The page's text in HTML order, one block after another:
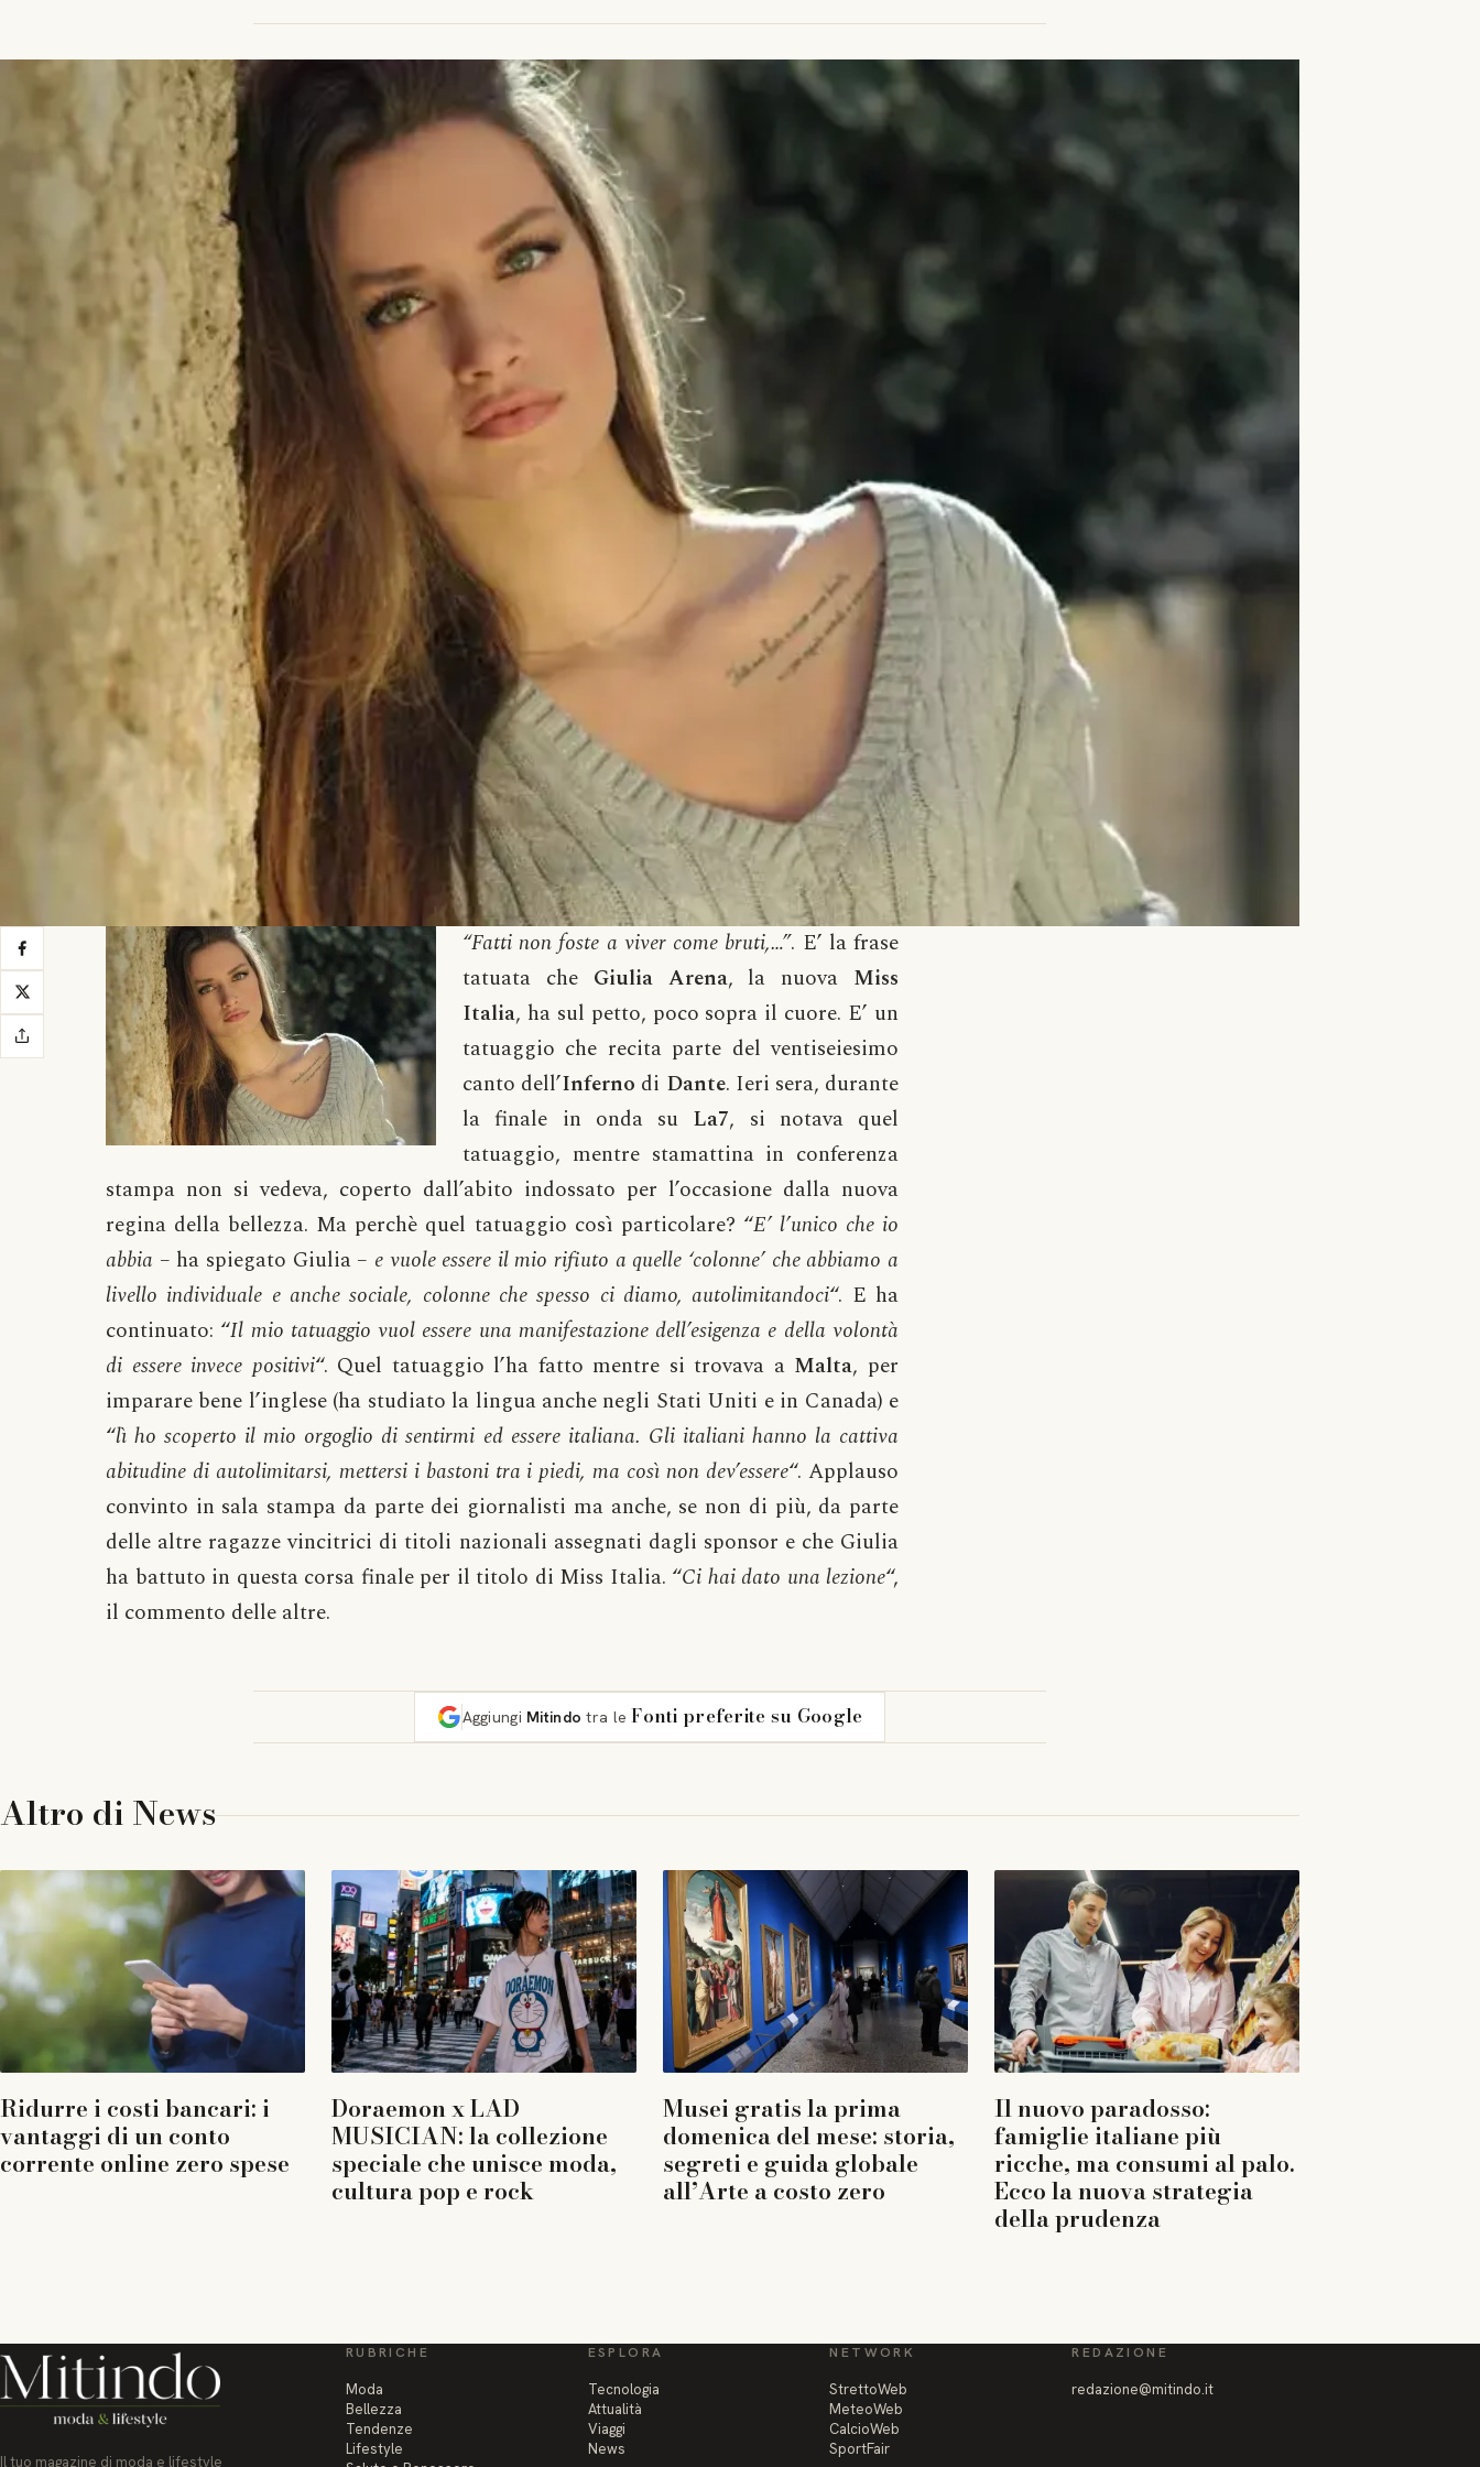
“Fatti non foste a viver come bruti,…”. E’ la frase
tatuata che Giulia Arena, la nuova Miss
Italia, ha sul petto, poco sopra il cuore. E’ un
tatuaggio che recita parte del ventiseiesimo
canto dell’Inferno di Dante. Ieri sera, durante
la finale in onda su La7, si notava quel
tatuaggio, mentre stamattina in conferenza
stampa non si vedeva, coperto dall’abito indossato per l’occasione dalla nuova
regina della bellezza. Ma perchè quel tatuaggio così particolare? “E’ l’unico che io
abbia – ha spiegato Giulia – e vuole essere il mio rifiuto a quelle ‘colonne’ che abbiamo a
livello individuale e anche sociale, colonne che spesso ci diamo, autolimitandoci“. E ha
continuato: “Il mio tatuaggio vuol essere una manifestazione dell’esigenza e della volontà
di essere invece positivi“. Quel tatuaggio l’ha fatto mentre si trovava a Malta, per
imparare bene l’inglese (ha studiato la lingua anche negli Stati Uniti e in Canada) e
“lì ho scoperto il mio orgoglio di sentirmi ed essere italiana. Gli italiani hanno la cattiva
abitudine di autolimitarsi, mettersi i bastoni tra i piedi, ma così non dev’essere“. Applauso
convinto in sala stampa da parte dei giornalisti ma anche, se non di più, da parte
delle altre ragazze vincitrici di titoli nazionali assegnati dagli sponsor e che Giulia
ha battuto in questa corsa finale per il titolo di Miss Italia. “Ci hai dato una lezione“,
il commento delle altre.
Aggiungi Mitindo tra le Fonti preferite su Google
Altro diNews
Ridurre i costi bancari: i
vantaggi di un conto
corrente online zero spese
Doraemon x LAD
MUSICIAN: la collezione
speciale che unisce moda,
cultura pop e rock
Musei gratis la prima
domenica del mese: storia,
segreti e guida globale
all’Arte a costo zero
Il nuovo paradosso:
famiglie italiane più
ricche, ma consumi al palo.
Ecco la nuova strategia
della prudenza
Il tuo magazine di moda e lifestyle
RUBRICHE
Moda
Bellezza
Tendenze
Lifestyle
ESPLORA
Tecnologia
Attualità
Viaggi
News
NETWORK
StrettoWeb
MeteoWeb
CalcioWeb
SportFair
REDAZIONE
redazione@mitindo.it